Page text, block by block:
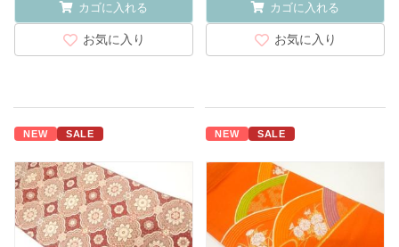
カゴに入れる
お気に入り
カゴに入れる
お気に入り
NEW SALE NEW SALE